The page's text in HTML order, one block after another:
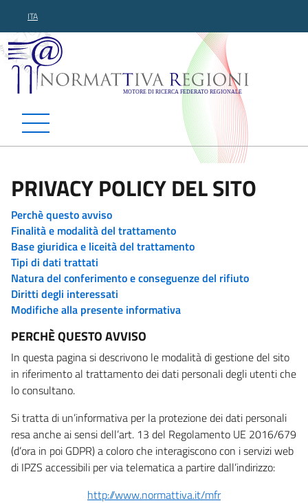
ITA
Normattiva Regioni -
PRIVACY POLICY DEL SITO
Perchè questo avviso
Finalità e modalità del trattamento
Base giuridica e liceità del trattamento
Tipi di dati trattati
Natura del conferimento e conseguenze del rifiuto
Diritti degli interessati
Modifiche alla presente informativa
PERCHÈ QUESTO AVVISO
In questa pagina si descrivono le modalità di gestione del sito
in riferimento al trattamento dei dati personali degli utenti che
lo consultano.
Si tratta di un’informativa per la protezione dei dati personali
resa anche ai sensi dell’art. 13 del Regolamento UE 2016/679
(d’ora in poi GDPR) a coloro che interagiscono con i servizi web
di IPZS accessibili per via telematica a partire dall’indirizzo:
http://www.normattiva.it/mfr